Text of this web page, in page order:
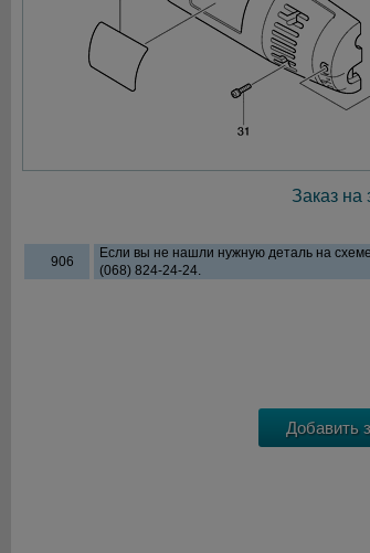
Заказ на
906
Если вы не нашли нужную деталь на
(068) 824-24-24.